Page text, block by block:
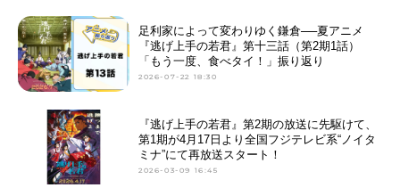
足利家によって変わりゆく鎌倉──夏アニメ
『逃げ上手の若君』第十三話（第2期1話）
「もう一度、食べタイ！」振り返り
2026-07-22 18:30
『逃げ上手の若君』第2期の放送に先駆けて、
第1期が4月17日より全国フジテレビ系“ノイタ
ミナ”にて再放送スタート！
2026-03-09 16:45